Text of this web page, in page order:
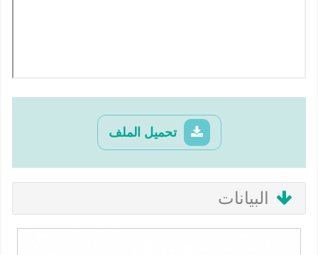
تحميل الملف
البيانات